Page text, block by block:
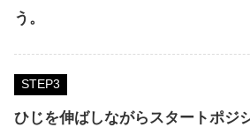
う。
STEP
ひじを伸ばしながらスタートポジ